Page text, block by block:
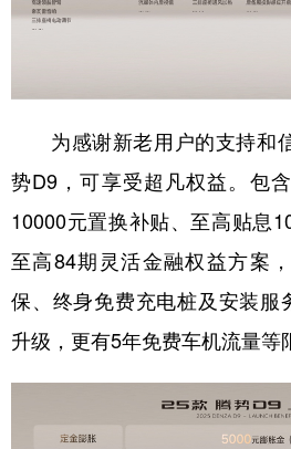
地方频道
北京 天津
辽宁 吉林
广西
为感谢新老用户的支持和
势D9，可享受超凡权益。包
10000元置换补贴、至高贴息
至高84期灵活金融权益方案
保、终身免费充电桩及安装服
升级，更有5年免费车机流量等